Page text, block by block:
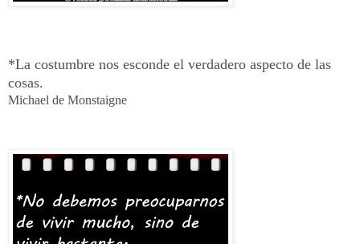
*La costumbre nos esconde el verdadero aspecto de las
cosas.
Michael de Monstaigne